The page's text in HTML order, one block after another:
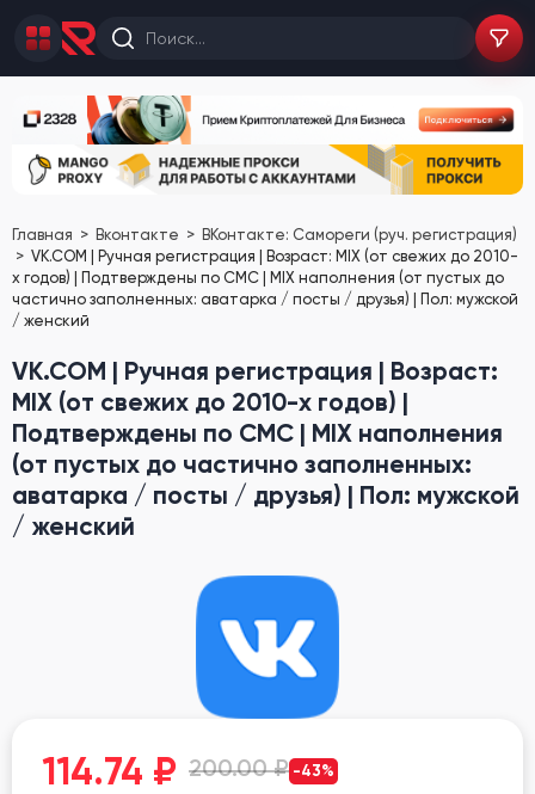
Главная Вконтакте
ВКонтакте: Самореги (руч. регистрация)
VK.COM | Ручная регистрация | Возраст: MIX (от свежих до 2010-
х годов) | Подтверждены по СМС | MIX наполнения (от пустых до
частично заполненных: аватарка / посты / друзья) | Пол: мужской
/ женский
VK.COM | Ручная регистрация | Возраст:
MIX (от свежих до 2010-х годов) |
Подтверждены по СМС | MIX наполнения
(от пустых до частично заполненных:
аватарка / посты / друзья) | Пол: мужской
/ женский
114.74 ₽ 200.00 ₽ -43%